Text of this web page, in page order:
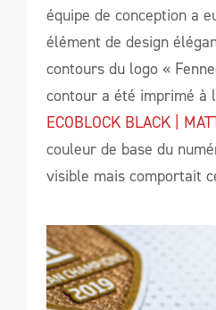
équipe de conception a
élément de design
contours du logo «
contour a été imprimé à
ECOBLOCK BLACK |
couleur de base du
visible mais comportait